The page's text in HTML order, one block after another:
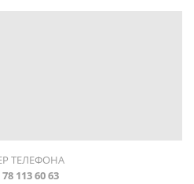
ТЕЛЕФОНА
113 60 63